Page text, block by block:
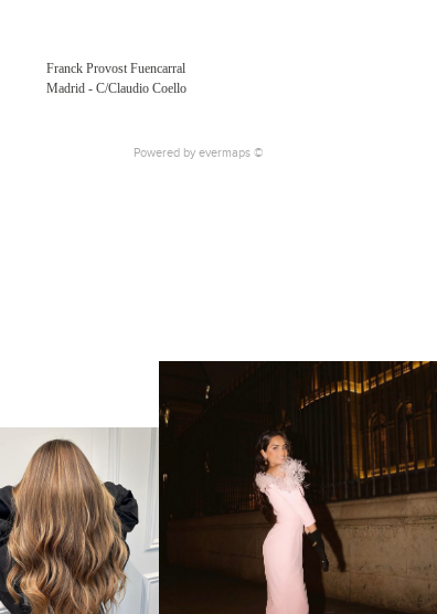
Franck Provost Fuencarral
Madrid - C/Claudio Coello
Powered by evermaps ©